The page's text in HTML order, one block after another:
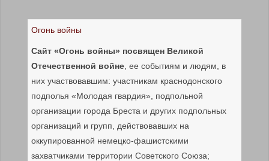
Огонь войны
Сайт «Огонь войны» посвящен Великой
Отечественной войне , ее событиям и людям, в
них участвовавшим: участникам краснодонского
подполья «Молодая гвардия», подпольной
организации города Бреста и других подпольных
организаций и групп, действовавших на
оккупированной немецко-фашистскими
захватчиками территории Советского Союза;